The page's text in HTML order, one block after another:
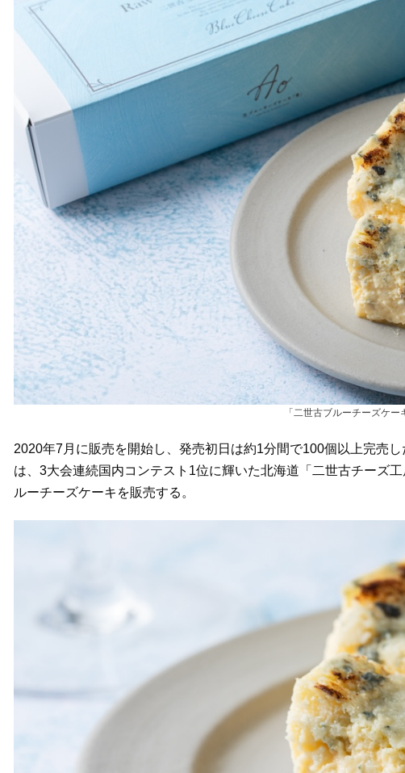
「二世古ブルーチーズケー
2020年7月に販売を開始し、発売初日は約1分間で100個以上完売
は、3大会連続国内コンテスト1位に輝いた北海道「二世古チーズ
ルーチーズケーキを販売する。